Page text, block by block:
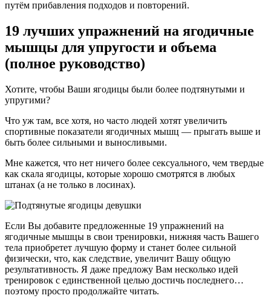
путём прибавления подходов и повторений.
19 лучших упражнений на ягодичные
мышцы для упругости и объема
(полное руководство)
Хотите, чтобы Ваши ягодицы были более подтянутыми и
упругими?
Что уж там, все хотя, но часто людей хотят увеличить
спортивные показатели ягодичных мышц — прыгать выше и
быть более сильными и выносливыми.
Мне кажется, что нет ничего более сексуального, чем твердые
как скала ягодицы, которые хорошо смотрятся в любых
штанах (а не только в лосинах).
Если Вы добавите предложенные 19 упражнений на
ягодичные мышцы в свои тренировки, нижняя часть Вашего
тела приобретет лучшую форму и станет более сильной
физически, что, как следствие, увеличит Вашу общую
результативность. Я даже предложу Вам несколько идей
тренировок с единственной целью достичь последнего…
поэтому просто продолжайте читать.